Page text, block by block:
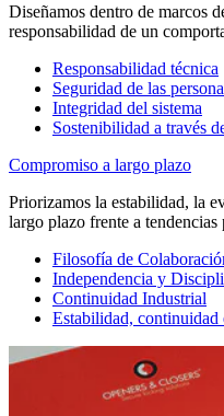
Diseñamos dentro de marcos
responsabilidad de un
Responsabilidad técnica
Seguridad de las
Integridad del sistema
Sostenibilidad a través
Compromiso a largo plazo
Priorizamos la estabilidad, la
largo plazo frente a tendencias
Filosofía de
Independencia y
Continuidad Industrial
Estabilidad, continuidad